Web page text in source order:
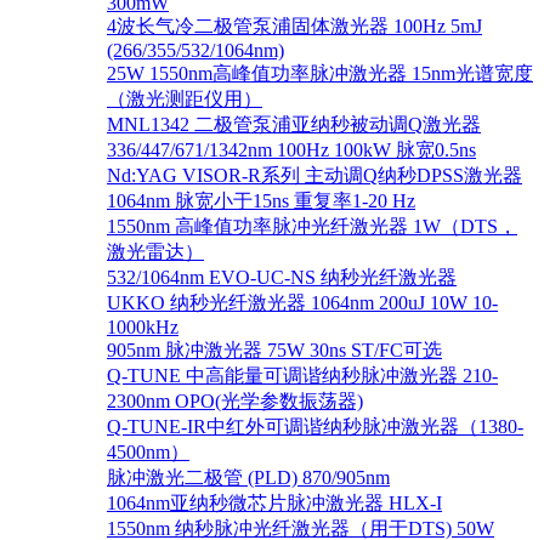
4波长气冷二极管泵浦固体激光器 100Hz 5mJ
(266/355/532/1064nm)
25W 1550nm高峰值功率脉冲激光器 15nm光谱宽度
（激光测距仪用）
MNL1342 二极管泵浦亚纳秒被动调Q激光器
336/447/671/1342nm 100Hz 100kW 脉宽0.5ns
Nd:YAG VISOR-R系列 主动调Q纳秒DPSS激光器
1064nm 脉宽小于15ns 重复率1-20 Hz
1550nm 高峰值功率脉冲光纤激光器 1W（DTS，
激光雷达）
532/1064nm EVO-UC-NS 纳秒光纤激光器
UKKO 纳秒光纤激光器 1064nm 200uJ 10W 10-
1000kHz
905nm 脉冲激光器 75W 30ns ST/FC可选
Q-TUNE 中高能量可调谐纳秒脉冲激光器 210-
2300nm OPO(光学参数振荡器)
Q-TUNE-IR中红外可调谐纳秒脉冲激光器（1380-
4500nm）
脉冲激光二极管 (PLD) 870/905nm
1064nm亚纳秒微芯片脉冲激光器 HLX-I
1550nm 纳秒脉冲光纤激光器（用于DTS) 50W